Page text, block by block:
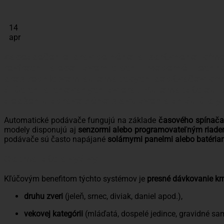
14
apr
Automatické podávače fungujú na základe časového
modely disponujú aj senzormi alebo programovateľným
podávače sú často napájané solárnymi panelmi alebo
Kľúčovým benefitom týchto systémov je presné dávkovanie
druhu zveri (jeleň, srnec, diviak, daniel apod.),
vekovej kategórii (mláďatá, dospelé jedince, gravidné